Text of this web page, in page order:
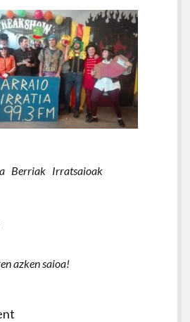
Berriak Irratsaioak
azken saioa!